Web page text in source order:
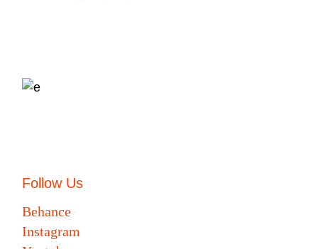
Follow Us
Behance
Instagram